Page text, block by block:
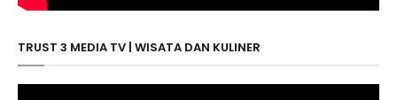
TRUST 3 MEDIA TV | WISATA DAN KULINER